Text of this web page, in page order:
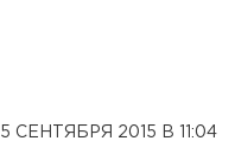
15 СЕНТЯБРЯ 2015 В 11:04